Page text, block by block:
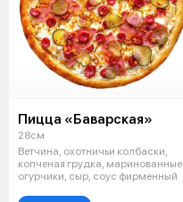
Пицца «Баварская»
28см
Ветчина, охотничьи колбаски,
копченая грудка, маринованные
огурчики, сыр, соус фирменный